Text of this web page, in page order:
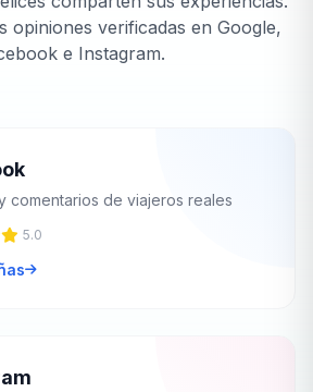
opiniones verificadas en Google,
e Instagram.
comentarios de viajeros reales
5.0